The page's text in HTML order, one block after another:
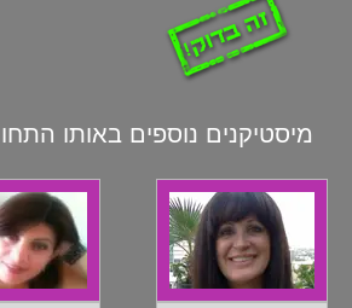
מיסטיקנים נוספים באותו